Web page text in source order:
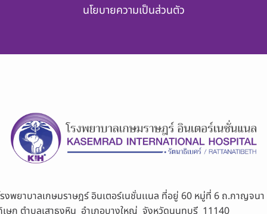
นโยบายความเป็นส่วนตัว
งพยาบาลเกษมราษฎร์ อินเตอร์เนชั่นเเนล ที่อยู่ 60 หมู่ที่ 6 ถ.กาญจนา
เษก ตำบลเสาธงหิน อำเภอบางใหญ่ จังหวัดนนทบุรี 11140